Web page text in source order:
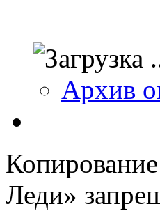
Архив
Леди»